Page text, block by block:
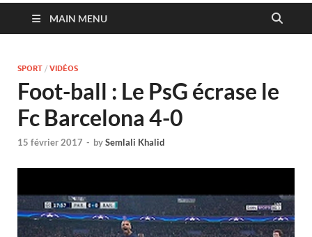
MAIN MENU
SPORT / VIDÉOS
Foot-ball : Le PsG écrase le
Fc Barcelona 4-0
15 février 2017 - bySemlali Khalid